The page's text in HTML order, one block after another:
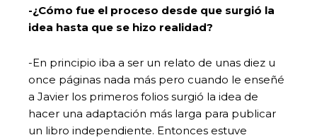
-¿Cómo fue el proceso desde que surgió la
idea hasta que se hizo realidad?
-En principio iba a ser un relato de unas diez u
once páginas nada más pero cuando le enseñé
a Javier los primeros folios surgió la idea de
hacer una adaptación más larga para publicar
un libro independiente. Entonces estuve